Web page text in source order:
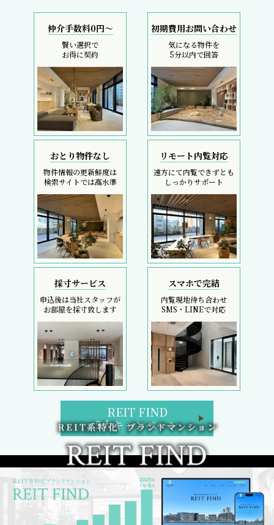
仲介手数料0円～
賢い選択で
お得に契約
初期費用お問い合わせ
気になる物件を
5分以内で回答
おとり物件なし
物件情報の更新鮮度は
検索サイトでは高水準
リモート内覧対応
遠方にて内覧できずとも
しっかりサポート
採寸サービス
申込後は当社スタッフが
お部屋を採寸致します
スマホで完結
内覧現地待ち合わせ
SMS・LINEで対応
REIT FIND
5大キャンペーン